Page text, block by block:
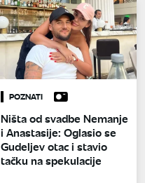
POZNATI
Ništa od svadbe Nemanje
i Anastasije: Oglasio se
Gudeljev otac i stavio
tačku na spekulacije